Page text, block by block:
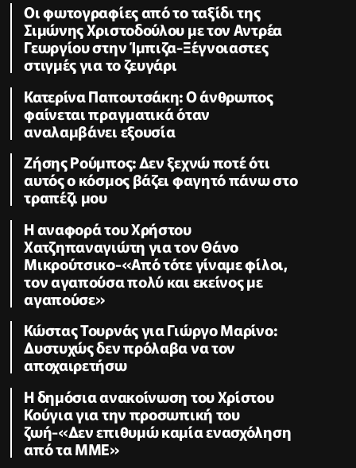
Οι φωτογραφίες από το ταξίδι της
Σιμώνης Χριστοδούλου με τον Αντρέα
Γεωργίου στην Ίμπιζα-Ξέγνοιαστες
στιγμές για το ζευγάρι
Κατερίνα Παπουτσάκη: Ο άνθρωπος
φαίνεται πραγματικά όταν
αναλαμβάνει εξουσία
Ζήσης Ρούμπος: Δεν ξεχνώ ποτέ ότι
αυτός ο κόσμος βάζει φαγητό πάνω στο
τραπέζι μου
Η αναφορά του Χρήστου
Χατζηπαναγιώτη για τον Θάνο
Μικρούτσικο-«Από τότε γίναμε φίλοι,
τον αγαπούσα πολύ και εκείνος με
αγαπούσε»
Κώστας Τουρνάς για Γιώργο Μαρίνο:
Δυστυχώς δεν πρόλαβα να τον
αποχαιρετήσω
Η δημόσια ανακοίνωση του Χρίστου
Κούγια για την προσωπική του
ζωή-«Δεν επιθυμώ καμία ενασχόληση
από τα ΜΜΕ»